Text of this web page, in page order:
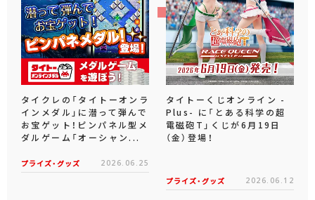
タイクレの「タイトーオンラ
インメダル」に潜って弾んで
お宝ゲット！ピンパネル型メ
ダルゲーム「オーシャン...
プライズ・グッズ 2026.06.25
タイトーくじオンライン -
Plus- に「とある科学の超
電磁砲T」くじが6月19日
（金）登場！
プライズ・グッズ 2026.06.12